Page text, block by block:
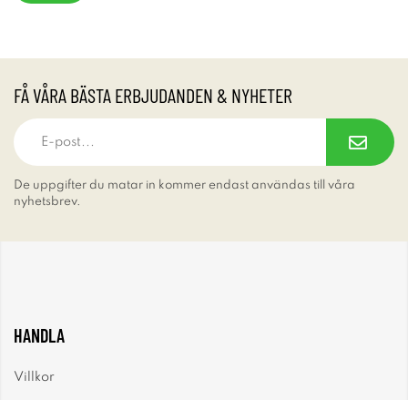
FÅ VÅRA BÄSTA ERBJUDANDEN & NYHETER
De uppgifter du matar in kommer endast användas till våra
nyhetsbrev.
HANDLA
Villkor